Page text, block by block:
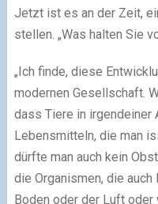
Jetzt ist es an der Zeit,
stellen. „Was halten Sie
„Ich finde, diese
modernen Gesellschaft.
dass Tiere in irgendeiner
Lebensmitteln, die man
dürfte man auch kein
die Organismen, die
Boden oder der Luft